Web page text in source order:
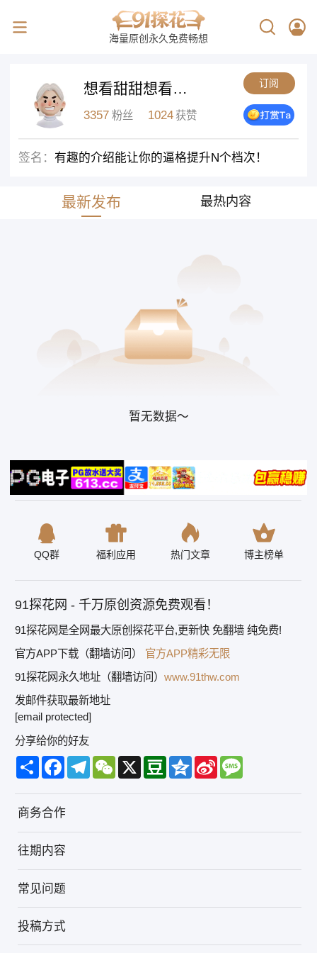
海量原创永久免费畅想
想看甜甜想看甜
甜想看甜甜
订阅
3357 粉丝 1024 获赞
签名： 有趣的介绍能让你的逼格提升N个档次！
最新发布 最热内容
暂无数据～
QQ群 福利应用 热门文章 博主榜单
91探花网 - 千万原创资源免费观看！
91探花网是全网最大原创探花平台,更新快 免翻墙 纯免费!
官方APP下载（翻墙访问）
官方APP精彩无限
91探花网永久地址（翻墙访问） www.91thw.com
发邮件获取最新地址
[email protected]
分享给你的好友
Share FacebookTelegramWeChat
X DoubanQzoneSina
Weibo
Message
商务合作
往期内容
常见问题
投稿方式